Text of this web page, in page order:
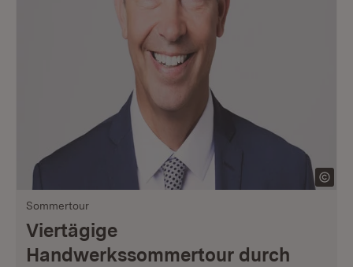
Sommertour
Viertägige
Handwerkssommertour durch